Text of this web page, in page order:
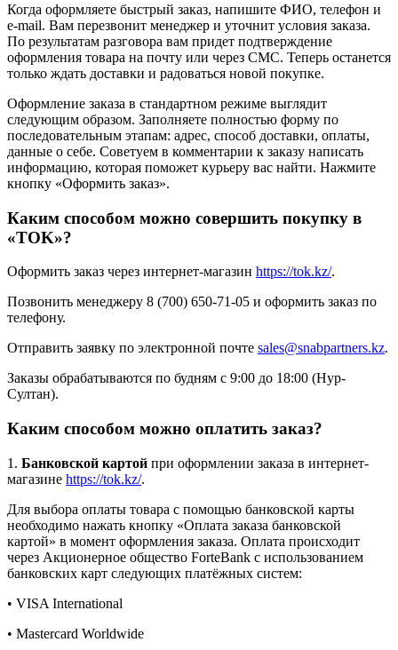
Когда оформляете быстрый заказ, напишите ФИО, телефон и
e-mail. Вам перезвонит менеджер и уточнит условия заказа.
По результатам разговора вам придет подтверждение
оформления товара на почту или через СМС. Теперь останется
только ждать доставки и радоваться новой покупке.
Оформление заказа в стандартном режиме выглядит
следующим образом. Заполняете полностью форму по
последовательным этапам: адрес, способ доставки, оплаты,
данные о себе. Советуем в комментарии к заказу написать
информацию, которая поможет курьеру вас найти. Нажмите
кнопку «Оформить заказ».
Каким способом можно совершить покупку в
«TOK»?
Оформить заказ через интернет-магазин https://tok.kz/.
Позвонить менеджеру 8 (700) 650-71-05 и оформить заказ по
телефону.
Отправить заявку по электронной почте sales@snabpartners.kz.
Заказы обрабатываются по будням с 9:00 до 18:00 (Нур-
Султан).
Каким способом можно оплатить заказ?
1. Банковской картой при оформлении заказа в интернет-
магазине https://tok.kz/.
Для выбора оплаты товара с помощью банковской карты
необходимо нажать кнопку «Оплата заказа банковской
картой» в момент оформления заказа. Оплата происходит
через Акционерное общество ForteBank с использованием
банковских карт следующих платёжных систем:
• VISA International
• Mastercard Worldwide